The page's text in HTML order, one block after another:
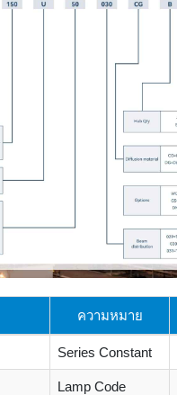
ความหมาย
Series Constant
Lamp Code